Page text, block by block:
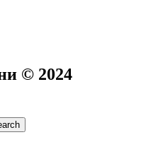
© 2024